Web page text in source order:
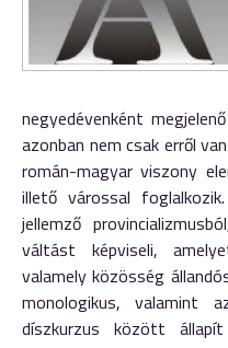
negyedévenként
azonban nem csak erről
román-magyar viszony
illető várossal
jellemző
váltást képviseli,
valamely közösség
monologikus, valamint
díszkurzus között